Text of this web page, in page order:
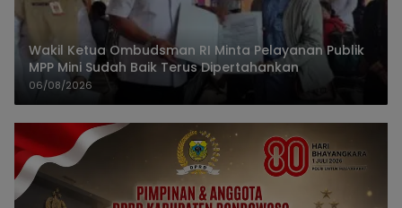
Wakil Ketua Ombudsman RI Minta Pelayanan Publik
MPP Mini Sudah Baik Terus Dipertahankan
06/08/2026